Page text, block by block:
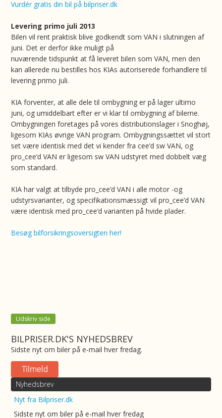
Vurdér gratis din bil på bilpriser.dk
Levering primo juli 2013
Bilen vil rent praktisk blive godkendt som VAN i slutningen af
juni. Det er derfor ikke muligt på
nuværende tidspunkt at få leveret bilen som VAN, men den
kan allerede nu bestilles hos KIAs autoriserede forhandlere til
levering primo juli.
KIA forventer, at alle dele til ombygning er på lager ultimo
juni, og umiddelbart efter er vi klar til ombygning af bilerne.
Ombygningen foretages på vores distributionslager i Snoghøj,
ligesom KIAs øvrige VAN program. Ombygningssættet vil stort
set være identisk med det vi kender fra cee’d sw VAN, og
pro_cee’d VAN er ligesom sw VAN udstyret med dobbelt væg
som standard.
KIA har valgt at tilbyde pro_cee’d VAN i alle motor -og
udstyrsvarianter, og specifikationsmæssigt vil pro_cee’d VAN
være identisk med pro_cee’d varianten på hvide plader.
Besøg bilforsikringsoversigten her!
Udskriv side
BILPRISER.DK'S NYHEDSBREV
Sidste nyt om biler på e-mail hver fredag.
Nyhedsbrev
Nyt fra Bilpriser.dk
Sidste nyt om biler på e-mail hver fredag